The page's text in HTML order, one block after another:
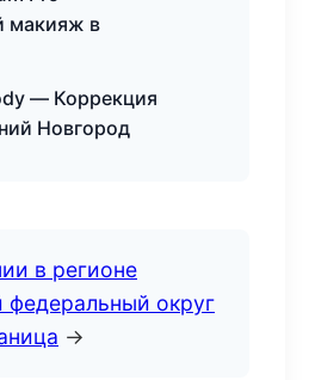
макияж в
— Коррекция
Новгород
в регионе
округ
→